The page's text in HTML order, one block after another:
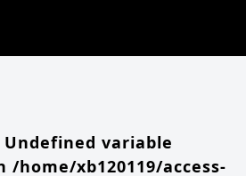
null in
zeroichi_child_20221003/single.php
Undefined variable
/home/xb120119/access-